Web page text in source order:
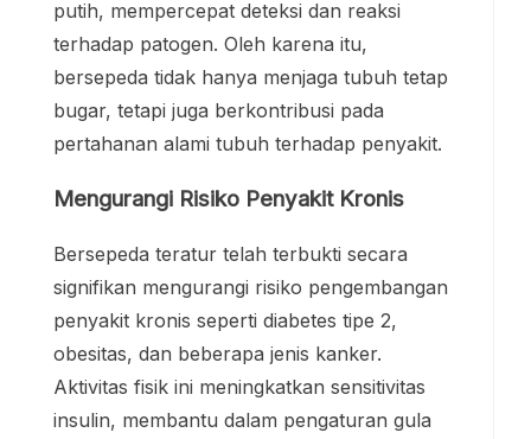
putih, mempercepat deteksi dan reaksi
terhadap patogen. Oleh karena itu,
bersepeda tidak hanya menjaga tubuh tetap
bugar, tetapi juga berkontribusi pada
pertahanan alami tubuh terhadap penyakit.
Mengurangi Risiko Penyakit Kronis
Bersepeda teratur telah terbukti secara
signifikan mengurangi risiko pengembangan
penyakit kronis seperti diabetes tipe 2,
obesitas, dan beberapa jenis kanker.
Aktivitas fisik ini meningkatkan sensitivitas
insulin, membantu dalam pengaturan gula